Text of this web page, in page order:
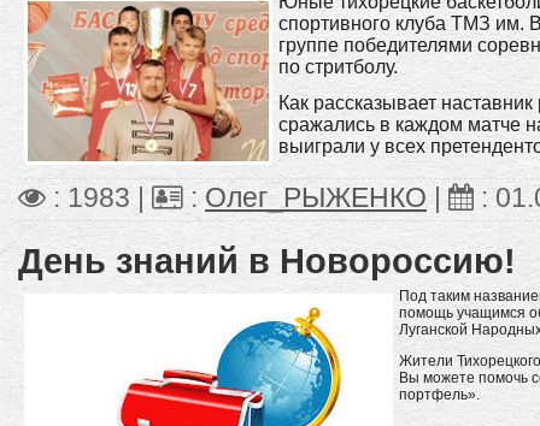
спортивного клуба ТМЗ им.
группе победителями
по стритболу.
Как рассказывает
сражались в каждом матче
выиграли у всех
: 1983 | :Олег_РЫЖЕНКО| :
День знаний в Новороссию!
Под таким
помощь учащимся
Луганской
Жители
Вы можете помочь
портфель».